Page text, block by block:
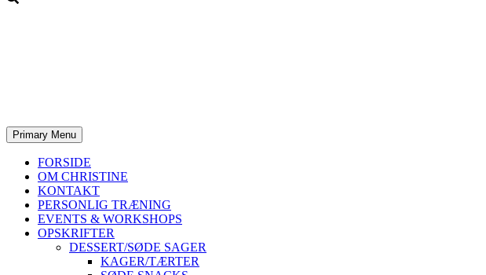
Primary Menu
FORSIDE
OM CHRISTINE
KONTAKT
PERSONLIG TRÆNING
EVENTS & WORKSHOPS
OPSKRIFTER
DESSERT/SØDE SAGER
KAGER/TÆRTER